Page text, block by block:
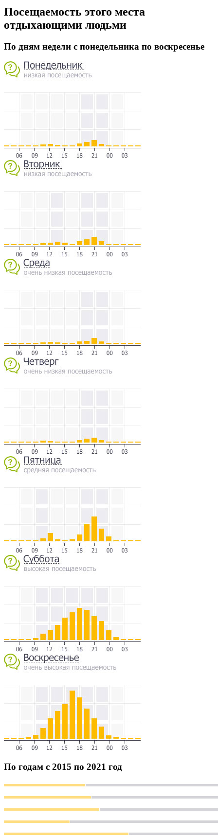
Посещаемость этого места
отдыхающими людьми
По дням недели с понедельника по воскресенье
По годам с 2015 по 2021 год